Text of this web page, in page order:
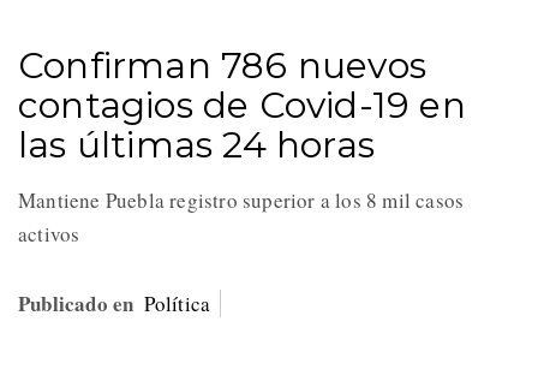
Confirman 786 nuevos
contagios de Covid-19 en
las últimas 24 horas
Mantiene Puebla registro superior a los 8 mil casos
activos
Publicado en Política